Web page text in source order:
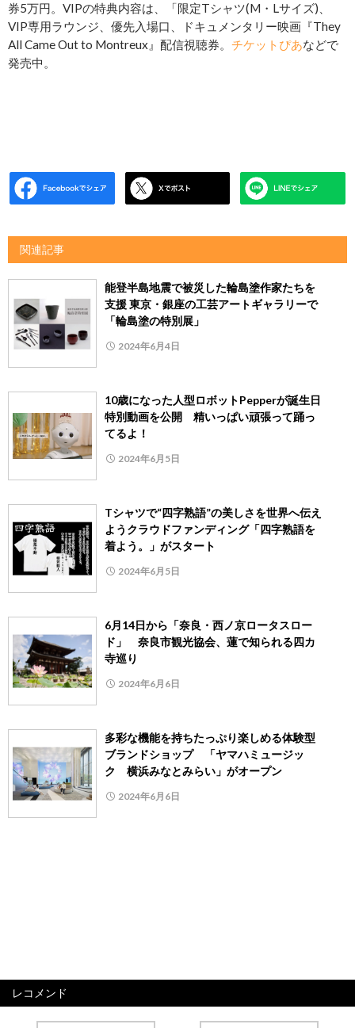
券5万円。VIPの特典内容は、「限定Tシャツ(M・Lサイズ)、
VIP専用ラウンジ、優先入場口、ドキュメンタリー映画『They
All Came Out to Montreux』配信視聴券。 チケットぴあなどで
発売中。
関連記事
能登半島地震で被災した輪島塗作家たちを
支援 東京・銀座の工芸アートギャラリーで
「輪島塗の特別展」
2024年6月4日
10歳になった人型ロボットPepperが誕生日
特別動画を公開 精いっぱい頑張って踊っ
てるよ！
2024年6月5日
Tシャツで“四字熟語”の美しさを世界へ伝え
ようクラウドファンディング「四字熟語を
着よう。」がスタート
2024年6月5日
6月14日から「奈良・西ノ京ロータスロー
ド」 奈良市観光協会、蓮で知られる四カ
寺巡り
2024年6月6日
多彩な機能を持ちたっぷり楽しめる体験型
ブランドショップ 「ヤマハミュージッ
ク 横浜みなとみらい」がオープン
2024年6月6日
レコメンド